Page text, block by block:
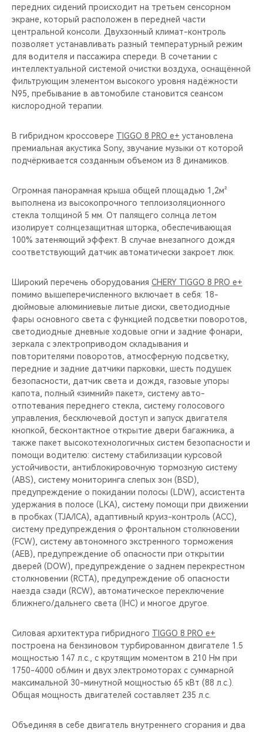
передних сидений происходит на третьем сенсорном
экране, который расположен в передней части
центральной консоли. Двухзонный климат-контроль
позволяет устанавливать разный температурный режим
для водителя и пассажира спереди. В сочетании с
интеллектуальной системой очистки воздуха, оснащённой
фильтрующим элементом высокого уровня надёжности
N95, пребывание в автомобиле становится сеансом
кислородной терапии.
В гибридном кроссовере TIGGO 8 PRO e+ установлена
премиальная акустика Sony, звучание музыки от которой
подчёркивается созданным объемом из 8 динамиков.
Огромная панорамная крыша общей площадью 1,2м²
выполнена из высокопрочного теплоизоляционного
стекла толщиной 5 мм. От палящего солнца летом
изолирует солнцезащитная шторка, обеспечивающая
100% затеняющий эффект. В случае внезапного дождя
соответствующий датчик автоматически закроет люк.
Широкий перечень оборудования CHERY TIGGO 8 PRO e+
помимо вышеперечисленного включает в себя: 18-
дюймовые алюминиевые литые диски, светодиодные
фары основного света с функцией подсветки поворотов,
светодиодные дневные ходовые огни и задние фонари,
зеркала с электроприводом складывания и
повторителями поворотов, атмосферную подсветку,
передние и задние датчики парковки, шесть подушек
безопасности, датчик света и дождя, газовые упоры
капота, полный «зимний» пакет», систему авто-
отпотевания переднего стекла, систему голосового
управления, бесключевой доступ и запуск двигателя
кнопкой, бесконтактное открытие двери багажника, а
также пакет высокотехнологичных систем безопасности и
помощи водителю: систему стабилизации курсовой
устойчивости, антиблокировочную тормозную систему
(ABS), систему мониторинга слепых зон (BSD),
предупреждение о покидании полосы (LDW), ассистента
удержания в полосе (LKA), систему помощи при движении
в пробках (TJA/ICA), адаптивный круиз-контроль (ACC),
систему предупреждения о фронтальном столкновении
(FCW), систему автономного экстренного торможения
(AEB), предупреждение об опасности при открытии
дверей (DOW), предупреждение о заднем перекрестном
столкновении (RCTA), предупреждение об опасности
наезда сзади (RCW), автоматическое переключение
ближнего/дальнего света (IHC) и многое другое.
Силовая архитектура гибридного TIGGO 8 PRO e+
построена на бензиновом турбированном двигателе 1.5
мощностью 147 л.с., с крутящим моментом в 210 Нм при
1750-4000 об/мин и двух электромоторах с суммарной
максимальной 30-минутной мощностью 65 кВт (88 л.с.).
Общая мощность двигателей составляет 235 л.с.
Объединяя в себе двигатель внутреннего сгорания и два